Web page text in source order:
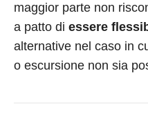
maggior parte non
a patto di essere
alternative nel caso in
o escursione non sia